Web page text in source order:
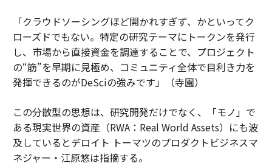
「クラウドソーシングほど開かれすぎず、かといってク
ローズドでもない。特定の研究テーマにトークンを発行
し、市場から直接資金を調達することで、プロジェクト
の“筋”を早期に見極め、コミュニティ全体で目利き力を
発揮できるのがDeSciの強みです」（寺園）
この分散型の思想は、研究開発だけでなく、「モノ」で
ある現実世界の資産（RWA：Real World Assets）にも波
及しているとデロイト トーマツのプロダクトビジネスマ
ネジャー・江原悠は指摘する。